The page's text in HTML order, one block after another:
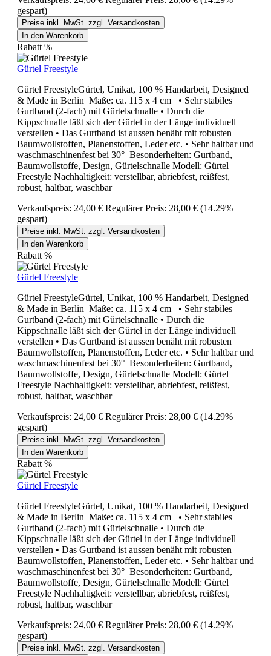
gespart)
Preise inkl. MwSt. zzgl. Versandkosten
In den Warenkorb
Rabatt %
Gürtel Freestyle
Gürtel FreestyleGürtel, Unikat, 100 % Handarbeit, Designed
& Made in Berlin Maße: ca. 115 x 4 cm • Sehr stabiles
Gurtband (2-fach) mit Gürtelschnalle • Durch die
Kippschnalle läßt sich der Gürtel in der Länge individuell
verstellen • Das Gurtband ist aussen benäht mit robusten
Baumwollstoffen, Planenstoffen, Leder etc. • Sehr haltbar und
waschmaschinenfest bei 30° Besonderheiten: Gurtband,
Baumwollstoffe, Design, Gürtelschnalle Modell: Gürtel
Freestyle Nachhaltigkeit: verstellbar, abriebfest, reißfest,
robust, haltbar, waschbar
Verkaufspreis: 24,00 € Regulärer Preis: 28,00 € (14.29%
gespart)
Preise inkl. MwSt. zzgl. Versandkosten
In den Warenkorb
Rabatt %
Gürtel Freestyle
Gürtel FreestyleGürtel, Unikat, 100 % Handarbeit, Designed
& Made in Berlin Maße: ca. 115 x 4 cm • Sehr stabiles
Gurtband (2-fach) mit Gürtelschnalle • Durch die
Kippschnalle läßt sich der Gürtel in der Länge individuell
verstellen • Das Gurtband ist aussen benäht mit robusten
Baumwollstoffen, Planenstoffen, Leder etc. • Sehr haltbar und
waschmaschinenfest bei 30° Besonderheiten: Gurtband,
Baumwollstoffe, Design, Gürtelschnalle Modell: Gürtel
Freestyle Nachhaltigkeit: verstellbar, abriebfest, reißfest,
robust, haltbar, waschbar
Verkaufspreis: 24,00 € Regulärer Preis: 28,00 € (14.29%
gespart)
Preise inkl. MwSt. zzgl. Versandkosten
In den Warenkorb
Rabatt %
Gürtel Freestyle
Gürtel FreestyleGürtel, Unikat, 100 % Handarbeit, Designed
& Made in Berlin Maße: ca. 115 x 4 cm • Sehr stabiles
Gurtband (2-fach) mit Gürtelschnalle • Durch die
Kippschnalle läßt sich der Gürtel in der Länge individuell
verstellen • Das Gurtband ist aussen benäht mit robusten
Baumwollstoffen, Planenstoffen, Leder etc. • Sehr haltbar und
waschmaschinenfest bei 30° Besonderheiten: Gurtband,
Baumwollstoffe, Design, Gürtelschnalle Modell: Gürtel
Freestyle Nachhaltigkeit: verstellbar, abriebfest, reißfest,
robust, haltbar, waschbar
Verkaufspreis: 24,00 € Regulärer Preis: 28,00 € (14.29%
gespart)
Preise inkl. MwSt. zzgl. Versandkosten